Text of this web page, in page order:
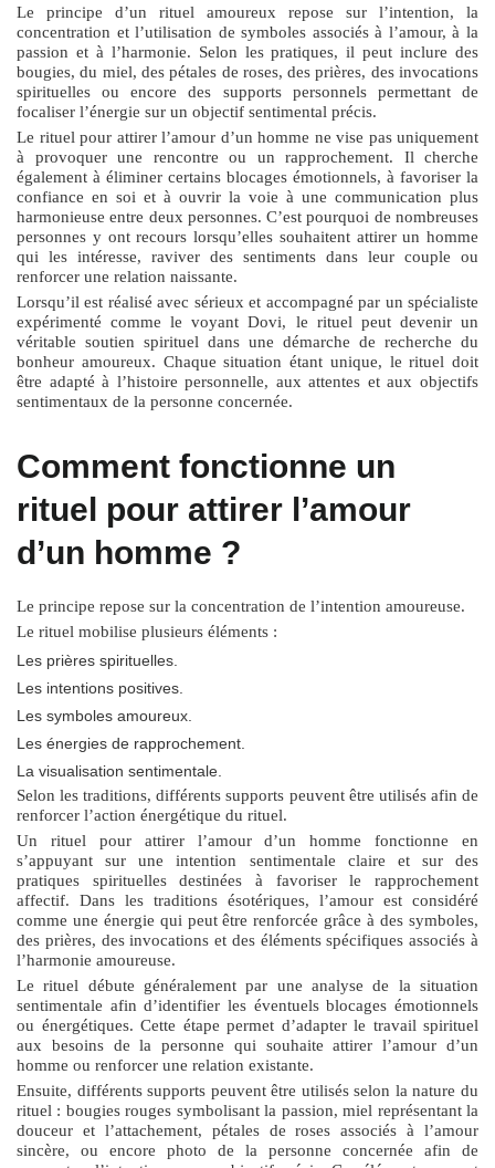
Le principe d’un rituel amoureux repose sur l’intention, la
concentration et l’utilisation de symboles associés à l’amour, à la
passion et à l’harmonie. Selon les pratiques, il peut inclure des
bougies, du miel, des pétales de roses, des prières, des invocations
spirituelles ou encore des supports personnels permettant de
focaliser l’énergie sur un objectif sentimental précis.
Le rituel pour attirer l’amour d’un homme ne vise pas uniquement
à provoquer une rencontre ou un rapprochement. Il cherche
également à éliminer certains blocages émotionnels, à favoriser la
confiance en soi et à ouvrir la voie à une communication plus
harmonieuse entre deux personnes. C’est pourquoi de nombreuses
personnes y ont recours lorsqu’elles souhaitent attirer un homme
qui les intéresse, raviver des sentiments dans leur couple ou
renforcer une relation naissante.
Lorsqu’il est réalisé avec sérieux et accompagné par un spécialiste
expérimenté comme le voyant Dovi, le rituel peut devenir un
véritable soutien spirituel dans une démarche de recherche du
bonheur amoureux. Chaque situation étant unique, le rituel doit
être adapté à l’histoire personnelle, aux attentes et aux objectifs
sentimentaux de la personne concernée.
Comment fonctionne un
rituel pour attirer l’amour
d’un homme ?
Le principe repose sur la concentration de l’intention amoureuse.
Le rituel mobilise plusieurs éléments :
Les prières spirituelles.
Les intentions positives.
Les symboles amoureux.
Les énergies de rapprochement.
La visualisation sentimentale.
Selon les traditions, différents supports peuvent être utilisés afin de
renforcer l’action énergétique du rituel.
Un rituel pour attirer l’amour d’un homme fonctionne en
s’appuyant sur une intention sentimentale claire et sur des
pratiques spirituelles destinées à favoriser le rapprochement
affectif. Dans les traditions ésotériques, l’amour est considéré
comme une énergie qui peut être renforcée grâce à des symboles,
des prières, des invocations et des éléments spécifiques associés à
l’harmonie amoureuse.
Le rituel débute généralement par une analyse de la situation
sentimentale afin d’identifier les éventuels blocages émotionnels
ou énergétiques. Cette étape permet d’adapter le travail spirituel
aux besoins de la personne qui souhaite attirer l’amour d’un
homme ou renforcer une relation existante.
Ensuite, différents supports peuvent être utilisés selon la nature du
rituel : bougies rouges symbolisant la passion, miel représentant la
douceur et l’attachement, pétales de roses associés à l’amour
sincère, ou encore photo de la personne concernée afin de